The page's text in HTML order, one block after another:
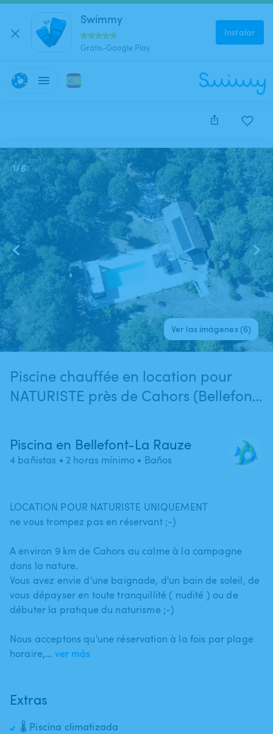
Swimmy
Gratis-Google Play
Instalar
Este anuncio está cerrado y no se puede reservar.
1/6
Ver las imágenes (6)
Piscine chauffée en location pour
NATURISTE près de Cahors (Bellefont
Piscina en Bellefont-La Rauze
4 bañistas • 2 horas mínimo • Baños
LOCATION POUR NATURISTE UNIQUEMENT
ne vous trompez pas en réservant ;-)
A environ 9 km de Cahors au calme à la campagne
dans la nature.
Vous avez envie d'une baignade​,​ d'un bain de soleil​,​ de
vous dépayser en toute tranquillité ( nudité ) ou de
débuter la pratique du naturisme ;-)
Nous acceptons qu'une réservation à la fois par plage
horaire​,​… ver más
Extras
🌡️ Piscina climatizada